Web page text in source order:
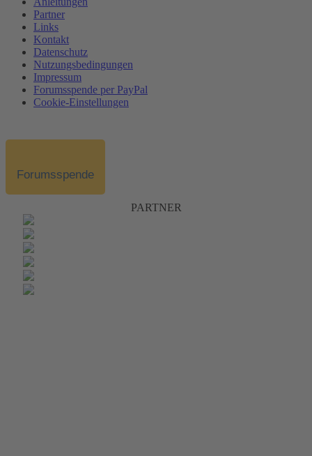
Partner
Links
Kontakt
Datenschutz
Nutzungsbedingungen
Impressum
Forumsspende per PayPal
Cookie-Einstellungen
Forumsspende
PARTNER